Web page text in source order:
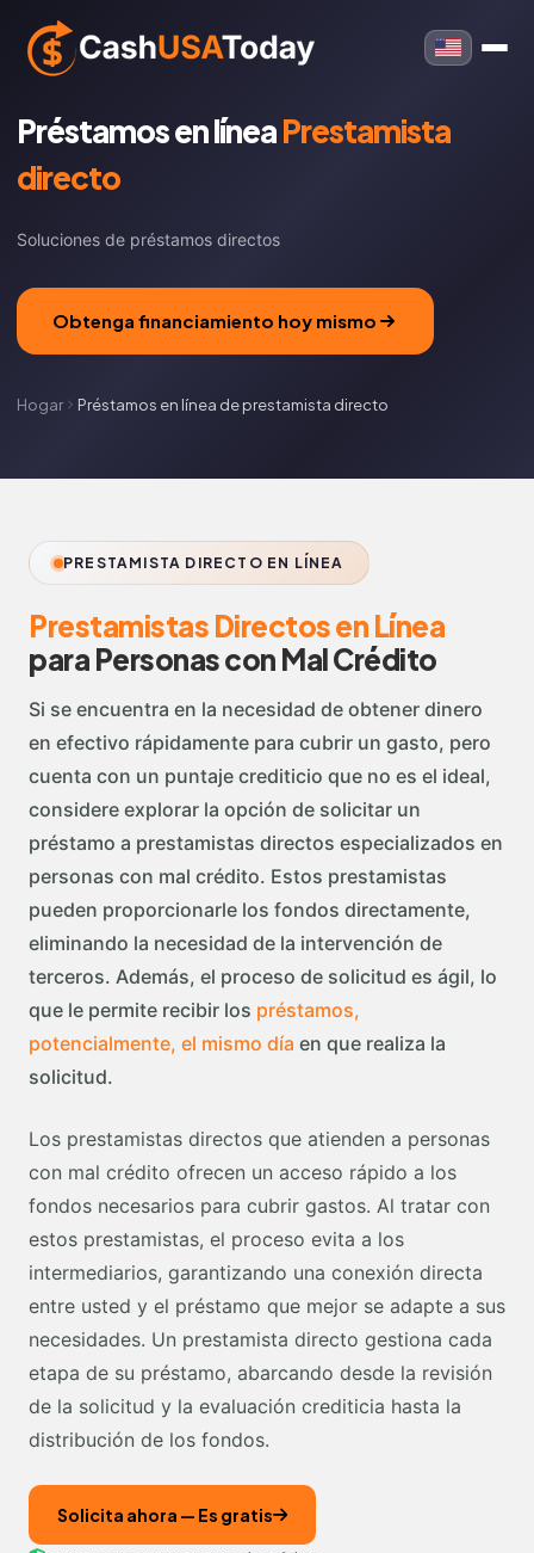
Préstamos en líneaPrestamista
directo
Soluciones de préstamos directos
Obtenga financiamiento hoy mismo
Hogar Préstamos en línea de prestamista directo
PRESTAMISTA DIRECTO EN LÍNEA
Prestamistas Directos en Línea
para Personas con Mal Crédito
Si se encuentra en la necesidad de obtener dinero
en efectivo rápidamente para cubrir un gasto, pero
cuenta con un puntaje crediticio que no es el ideal,
considere explorar la opción de solicitar un
préstamo a prestamistas directos especializados en
personas con mal crédito. Estos prestamistas
pueden proporcionarle los fondos directamente,
eliminando la necesidad de la intervención de
terceros. Además, el proceso de solicitud es ágil, lo
que le permite recibir los préstamos,
potencialmente, el mismo día en que realiza la
solicitud.
Los prestamistas directos que atienden a personas
con mal crédito ofrecen un acceso rápido a los
fondos necesarios para cubrir gastos. Al tratar con
estos prestamistas, el proceso evita a los
intermediarios, garantizando una conexión directa
entre usted y el préstamo que mejor se adapte a sus
necesidades. Un prestamista directo gestiona cada
etapa de su préstamo, abarcando desde la revisión
de la solicitud y la evaluación crediticia hasta la
distribución de los fondos.
Solicita ahora — Es gratis